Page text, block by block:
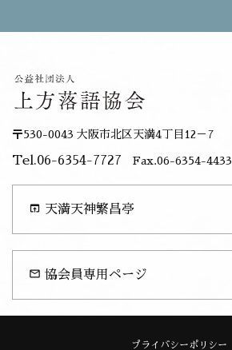
〒530-0043 大阪市北区天満4丁目12－7
Tel.06-6354-7727 Fax.06-6354-4433
open_in_browser 天満天神繁昌亭
mail_outline 協会員専用ページ
プライバシーポリシー